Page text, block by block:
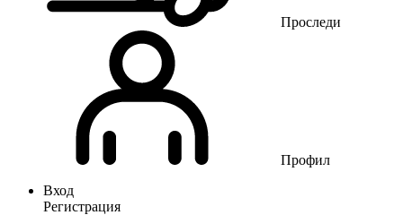
Проследи
Профил
Вход
Регистрация